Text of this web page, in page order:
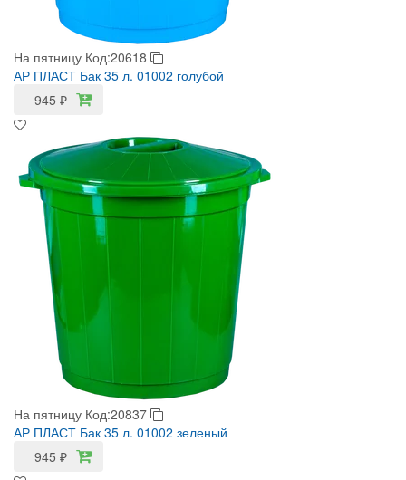
На пятницу Код:20618
АР ПЛАСТ Бак 35 л. 01002 голубой
945 ₽
На пятницу Код:20837
АР ПЛАСТ Бак 35 л. 01002 зеленый
945 ₽